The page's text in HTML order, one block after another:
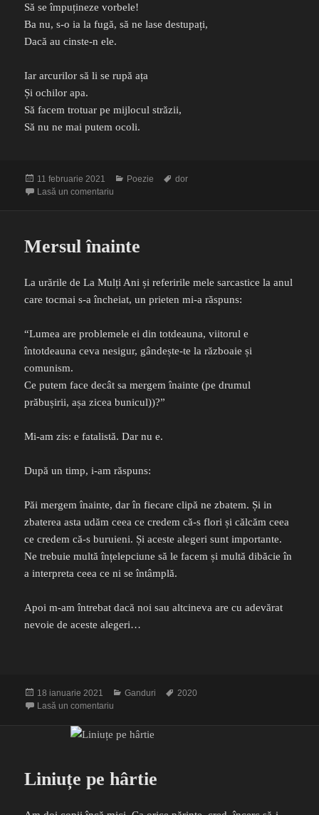
Să se împuțineze vorbele!
Ba nu, s-o ia la fugă, să ne lase destupați,
Dacă au cinste-n ele.
Iar arcurilor să li se rupă ața
Și ochilor apa.
Să facem trotuar pe mijlocul străzii,
Să nu ne mai putem ocoli.
Publicat
pe
11 februarie 2021 Categorii
Poezie Etichete
dor
Lasă un comentariu
Mersul înainte
La urările de La Mulți Ani și referirile mele sarcastice la anul
care tocmai s-a încheiat, un prieten mi-a răspuns:
“Lumea are problemele ei din totdeauna, viitorul e
întotdeauna ceva nesigur, gândește-te la războaie și
comunism.
Ce putem face decât sa mergem înainte (pe drumul
prăbușirii, așa zicea bunicul))?”
Mi-am zis: e fatalistă. Dar nu e.
După un timp, i-am răspuns:
Păi mergem înainte, dar în fiecare clipă ne zbatem. Și in
zbaterea asta udăm ceea ce credem că-s flori și călcăm ceea
ce credem că-s buruieni. Și aceste alegeri sunt importante.
Ne trebuie multă înțelepciune să le facem și multă dibăcie în
a interpreta ceea ce ni se întâmplă.
Apoi m-am întrebat dacă noi sau altcineva are cu adevărat
nevoie de aceste alegeri…
Publicat
pe
18 ianuarie 2021 Categorii
Ganduri Etichete
2020
Lasă un comentariu
Liniuțe pe hârtie